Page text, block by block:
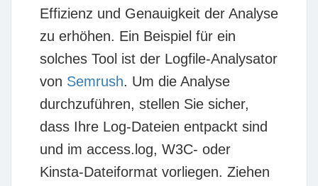
Effizienz und Genauigkeit der Analyse
zu erhöhen. Ein Beispiel für ein
solches Tool ist der Logfile-Analysator
von Semrush. Um die Analyse
durchzuführen, stellen Sie sicher,
dass Ihre Log-Dateien entpackt sind
und im access.log, W3C- oder
Kinsta-Dateiformat vorliegen. Ziehen